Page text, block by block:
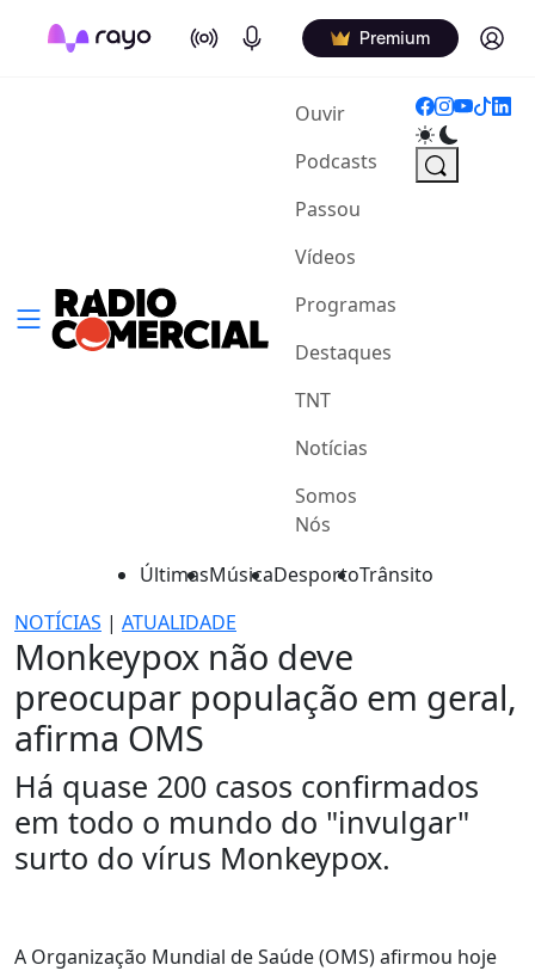
On Air Podcasts Premium Log in
Ouvir(current)
Podcasts
Passou
Vídeos
Programas
Destaques
TNT
Notícias
Somos
Nós
ÚltimasMúsicaDesportoTrânsito
NOTÍCIAS | ATUALIDADE
Monkeypox não deve
preocupar população em geral,
afirma OMS
Há quase 200 casos confirmados
em todo o mundo do "invulgar"
surto do vírus Monkeypox.
A Organização Mundial de Saúde (OMS) afirmou hoje